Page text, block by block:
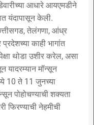
आधारे आयएमडीने
यंदापासून केली.
तेलंगणा, आंध्र
काही भागांत
थोडा उशीर करेल, असा
यादरम्यान मॉन्सून
10 ते 11 जुनच्या
पोहोचण्याची शक्यता
फिरण्याची नेहमीची